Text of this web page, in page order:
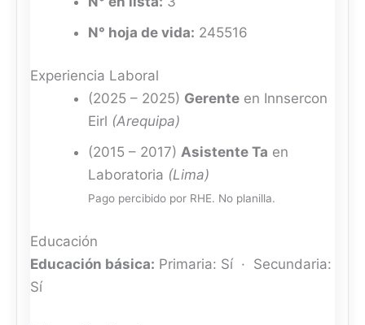
N° hoja de vida: 245516
Experiencia Laboral
(2025 – 2025) Gerente en Innsercon
Eirl (Arequipa)
(2015 – 2017) Asistente Ta en
Laboratoria (Lima)
Pago percibido por RHE. No planilla.
Educación
Educación básica: Primaria: Sí · Secundaria:
Sí